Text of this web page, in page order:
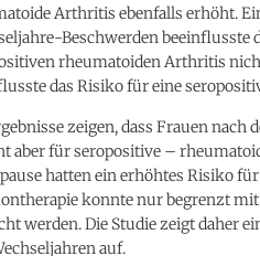
Arthritis ebenfalls erhöht.
Beschwerden beeinflusste
rheumatoiden Arthritis
das Risiko für eine
zeigen, dass Frauen
aber für seropositive –
hatten ein erhöhtes Risiko
konnte nur begrenzt
werden. Die Studie zeigt daher
auf.